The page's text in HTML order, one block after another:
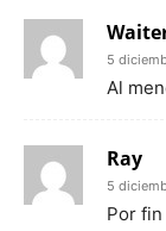
5
Al
Ray
5
Por